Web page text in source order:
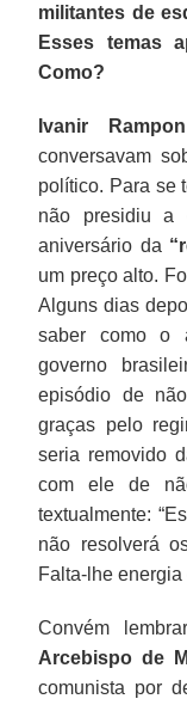
militantes de
Esses temas
Como?
Ivanir
conversavam
político. Para se
não presidiu a
aniversário da
um preço alto.
Alguns dias
saber como o
governo
episódio de
graças pelo
seria removido
com ele de
textualmente:
não resolverá
Falta-lhe energia
Convém
Arcebispo de
comunista por